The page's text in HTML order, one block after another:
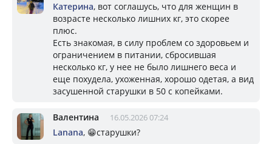
Катерина, вот соглашусь, что для женщин в
возрасте несколько лишних кг, это скорее
плюс.
Есть знакомая, в силу проблем со здоровьем и
ограничением в питании, сбросившая
несколько кг, у нее не было лишнего веса и
еще похудела, ухоженная, хорошо одетая, а вид
засушенной старушки в 50 с копейками.
Валентина 16.05.2026 07:24
Lanana, 😁старушки?